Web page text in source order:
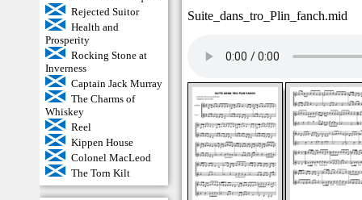
Rejected Suitor
Health and
Prosperity
Rocking Stone at
Inverness
Captain Jack Murray
The Charms of
Whiskey
Reel
Kippen House
Colonel MacLeod
The Torn Kilt
Suite_dans_tro_Plin_fanch.mid